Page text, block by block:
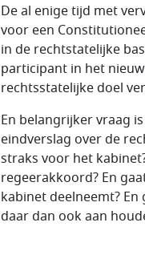
De al enige tijd met
voor een
in de rechtstatelijke
participant in het
rechtsstatelijke doel
En belangrijker vraag
eindverslag over de
straks voor het
regeerakkoord? En
kabinet deelneemt? En
daar dan ook aan